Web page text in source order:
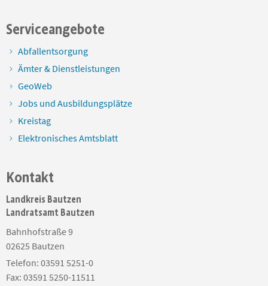
Kontakt
Landkreis Bautzen
Landratsamt Bautzen
Bahnhofstraße 9
02625 Bautzen
Telefon: 03591 5251-0
Fax: 03591 5250-11511
Serviceangebote
Abfallentsorgung
Ämter & Dienstleistungen
GeoWeb
Jobs und Ausbildungsplätze
Kreistag
Elektronisches Amtsblatt